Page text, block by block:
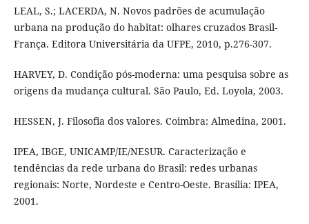
LEAL, S.; LACERDA, N. Novos padrões de acumulação
urbana na produção do habitat: olhares cruzados Brasil-
França. Editora Universitária da UFPE, 2010, p.276-307.
HARVEY, D. Condição pós-moderna: uma pesquisa sobre as
origens da mudança cultural. São Paulo, Ed. Loyola, 2003.
HESSEN, J. Filosofia dos valores. Coimbra: Almedina, 2001.
IPEA, IBGE, UNICAMP/IE/NESUR. Caracterização e
tendências da rede urbana do Brasil: redes urbanas
regionais: Norte, Nordeste e Centro-Oeste. Brasília: IPEA,
2001.